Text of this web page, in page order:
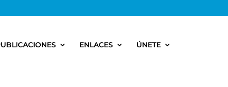
ENLACES ÚNETE